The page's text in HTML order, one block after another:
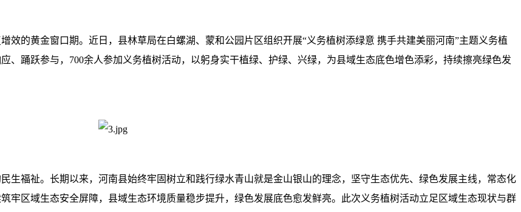
效的黄金窗口期。近日，县林草局在白螺湖、蒙和公园片区组织开展“义务植树添绿意 携手共建美丽河南”主题义务植
、踊跃参与，700余人参加义务植树活动，以躬身实干植绿、护绿、兴绿，为县域生态底色增色添彩，持续擦亮绿色发
生福祉。长期以来，河南县始终牢固树立和践行绿水青山就是金山银山的理念，坚守生态优先、绿色发展主线，常态化
牢区域生态安全屏障，县域生态环境质量稳步提升，绿色发展底色愈发鲜亮。此次义务植树活动立足区域生态现状与群